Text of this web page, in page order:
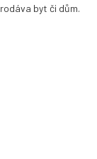
byt či dům.